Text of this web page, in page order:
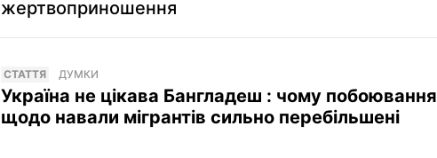
жертвоприношення
СТАТТЯ ДУМКИ
Україна не цікава Бангладеш : чому побоювання
щодо навали мігрантів сильно перебільшені